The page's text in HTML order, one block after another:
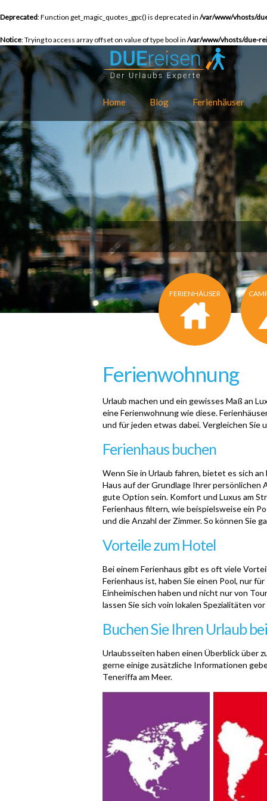
Deprecated: Function get_magic_quotes_gpc() is deprecated in /var/www/vhosts/
Notice: Trying to access array offset on value of type bool in /var/www/vhosts/due-
Home Blog Ferienhäuser
FERIENHÄUSER
Ferienwohnung
Urlaub machen und ein gewisses Maß an
eine Ferienwohnungwie diese.
und für jeden etwas dabei. Vergleichen Sie
Ferienhaus buchen
Wenn Sie in Urlaub fahren, bietet es sich
Haus auf der Grundlage Ihrer persönlichen
gute Option sein. Komfort und Luxus am
Ferienhaus filtern, wie beispielsweise ein
und die Anzahl der Zimmer. So können Sie
Vorteile zum Hotel
Bei einem Ferienhaus gibt es oft viele
Ferienhaus ist, haben Sie einen Pool, nur
Einheimischen haben und nicht nur von
lassen Sie sich voin lokalen Spezialitäten
Buchen Sie Ihren Urlaub
Urlaubsseiten haben einen Überblick über
gerne einige zusätzliche Informationen
Teneriffa am Meer.